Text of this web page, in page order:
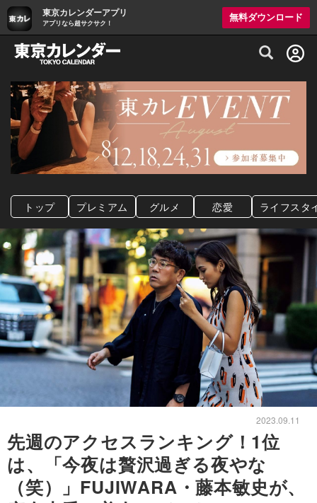
東京カレンダーアプリ
アプリなら超サクサク！
無料ダウンロード
グルメ情報・プレミアムレストラン予約
トップ プレミアム グルメ 恋愛 ライフスタ
2023.09.11
先週のアクセスランキング！1位
は、「今夜は贅沢過ぎる夜やな
（笑）」FUJIWARA・藤本敏史が、